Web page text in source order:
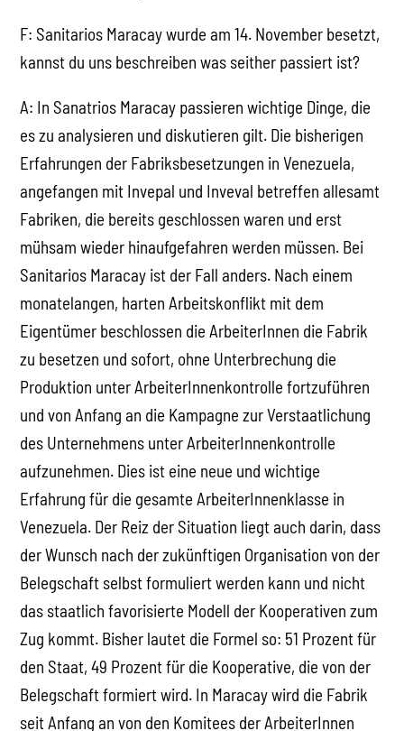
F: Sanitarios Maracay wurde am 14. November besetzt,
kannst du uns beschreiben was seither passiert ist?
A: In Sanatrios Maracay passieren wichtige Dinge, die
es zu analysieren und diskutieren gilt. Die bisherigen
Erfahrungen der Fabriksbesetzungen in Venezuela,
angefangen mit Invepal und Inveval betreffen allesamt
Fabriken, die bereits geschlossen waren und erst
mühsam wieder hinaufgefahren werden müssen. Bei
Sanitarios Maracay ist der Fall anders. Nach einem
monatelangen, harten Arbeitskonflikt mit dem
Eigentümer beschlossen die ArbeiterInnen die Fabrik
zu besetzen und sofort, ohne Unterbrechung die
Produktion unter ArbeiterInnenkontrolle fortzuführen
und von Anfang an die Kampagne zur Verstaatlichung
des Unternehmens unter ArbeiterInnenkontrolle
aufzunehmen. Dies ist eine neue und wichtige
Erfahrung für die gesamte ArbeiterInnenklasse in
Venezuela. Der Reiz der Situation liegt auch darin, dass
der Wunsch nach der zukünftigen Organisation von der
Belegschaft selbst formuliert werden kann und nicht
das staatlich favorisierte Modell der Kooperativen zum
Zug kommt. Bisher lautet die Formel so: 51 Prozent für
den Staat, 49 Prozent für die Kooperative, die von der
Belegschaft formiert wird. In Maracay wird die Fabrik
seit Anfang an von den Komitees der ArbeiterInnen